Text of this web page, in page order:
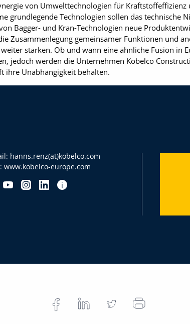
von Umwelttechnologien für
grundlegende Technologien sollen das technische
Bagger- und Kran-Technologien neue
Zusammenlegung gemeinsamer Funktionen und
stärken. Ob und wann eine ähnliche Fusion in
jedoch werden die Unternehmen ­Kobelco
ihre Unabhängigkeit behalten.
hanns.renz(at)kobelco.com
www.kobelco-europe.com